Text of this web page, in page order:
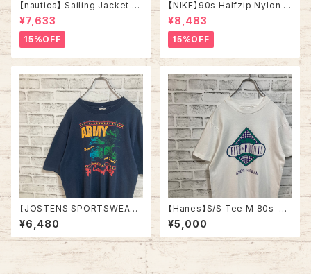
【nautica】 Sailing Jacket L
相当 90s “Old nautica”ノー
ティカ 切替 セーリングジャケッ
ト 刺繍ロゴ 胸ロゴ 旧タグ アウ
ター アメリカ USA 古着
¥7,633
15%OFF
【NIKE】90s Halfzip Nylon J
acket L相当 USA規格 ナイキ
銀タグ 切替 ハーフジップ ナイ
ロンジャケット スナップボタン
切替 刺繍ロゴ 胸ロゴ ワンポイ
ントロゴ Swoosh アウター ア
メリカ USA 古着
¥8,483
15%OFF
【JOSTENS SPORTSWEAR】
S/S Tee L 90s Made in US
A “Ft.Campbell” vintage AR
MY Tee USA製 米陸軍 アーミ
ー 陸軍基地 キャンベル 戦車 ヴ
ィンテージ シングルステッチ ア
¥6,480
【Hanes】S/S Tee M 80s-90
s Made in USA Vintage Tシ
ャツ 企業モノ 企業ロゴ 両面プ
リント バックプリント レストラン
アメリカ USA レトロ 古着
¥5,000